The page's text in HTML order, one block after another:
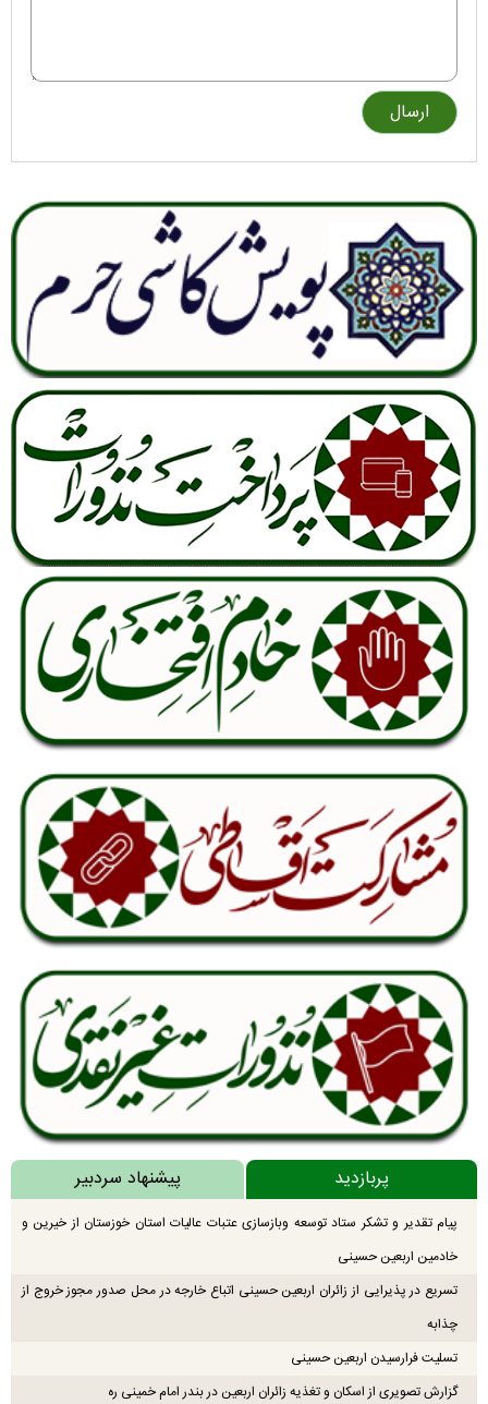
پربازدید پیشنهاد سردبیر
پیام تقدیر و تشکر ستاد توسعه وبازسازی عتبات عالیات استان خوزستان از خیرین و
خادمین اربعین حسینی
تسریع در پذیرایی از زائران اربعین حسینی اتباع خارجه در محل صدور مجوز خروج از
چذابه
تسلیت فرارسیدن اربعین حسینی
گزارش تصویری از اسکان و تغذیه زائران اربعین در بندر امام خمینی ره